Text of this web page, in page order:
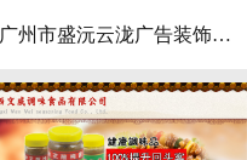
广州市盛沅云泷广告装饰材